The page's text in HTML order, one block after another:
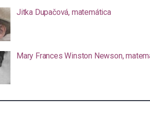
Jitka Dupačová, matemática
Mary Frances Winston Newson,